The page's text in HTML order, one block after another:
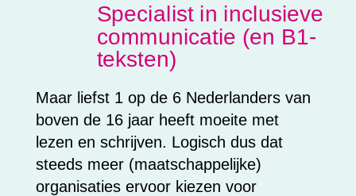
Specialist in inclusieve
communicatie (en B1-
teksten)
Maar liefst 1 op de 6 Nederlanders van
boven de 16 jaar heeft moeite met
lezen en schrijven. Logisch dus dat
steeds meer (maatschappelijke)
organisaties ervoor kiezen voor